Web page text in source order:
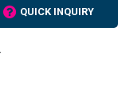
QUICK INQUIRY